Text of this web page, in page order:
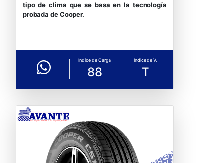
tipo de clima que se basa en la tecnología
probada de Cooper.
Indice de Carga
88
Indice de V.
T